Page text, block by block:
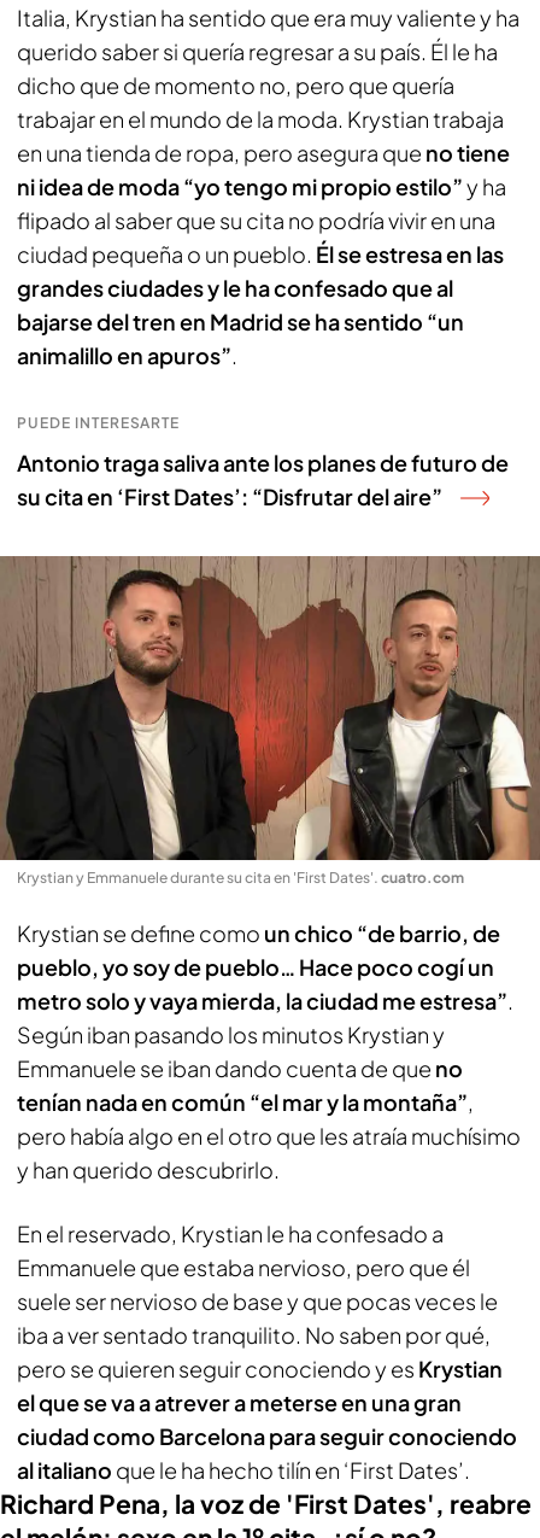
Italia, Krystian ha sentido que era muy valiente y ha
querido saber si quería regresar a su país. Él le ha
dicho que de momento no, pero que quería
trabajar en el mundo de la moda. Krystian trabaja
en una tienda de ropa, pero asegura que no tiene
ni idea de moda “yo tengo mi propio estilo”y ha
flipado al saber que su cita no podría vivir en una
ciudad pequeña o un pueblo. Él se estresa en las
grandes ciudades y le ha confesado que al
bajarse del tren en Madrid se ha sentido “un
animalillo en apuros”.
PUEDE INTERESARTE
Antonio traga saliva ante los planes de futuro de
su cita en ‘First Dates’: “Disfrutar del aire”
Krystian y Emmanuele durante su cita en 'First Dates'. cuatro.com
Krystian se define como un chico “de barrio, de
pueblo, yo soy de pueblo… Hace poco cogí un
metro solo y vaya mierda, la ciudad me estresa”.
Según iban pasando los minutos Krystian y
Emmanuele se iban dando cuenta de que no
tenían nada en común “el mar y la montaña”,
pero había algo en el otro que les atraía muchísimo
y han querido descubrirlo.
En el reservado, Krystian le ha confesado a
Emmanuele que estaba nervioso, pero que él
suele ser nervioso de base y que pocas veces le
iba a ver sentado tranquilito. No saben por qué,
pero se quieren seguir conociendo y es Krystian
el que se va a atrever a meterse en una gran
ciudad como Barcelona para seguir conociendo
al italiano que le ha hecho tilín en ‘First Dates’.
Richard Pena, la voz de 'First Dates', reabre